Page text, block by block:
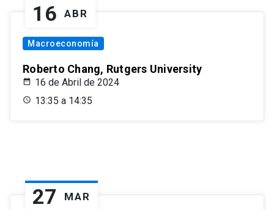
16 ABR
Macroeconomía
Roberto Chang, Rutgers University
16 de Abril de 2024
13:35 a 14:35
27 MAR